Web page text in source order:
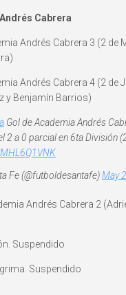
Cabrera
Andrés Cabrera 3 (2 de
Andrés Cabrera 4 (2 de
y Benjamín Barrios)
Gol de Academia Andrés
2 a 0 parcial en 6ta División
Fe (@futboldesantafe)May
Andrés Cabrera 2
Suspendido
Suspendido